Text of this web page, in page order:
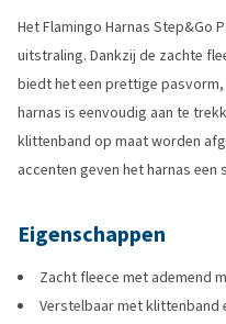
Het Flamingo Harnas
uitstraling. Dankzij de zachte
biedt het een prettige
harnas is eenvoudig aan te
klittenband op maat worden
accenten geven het harnas
Eigenschappen
Zacht fleece met ademend
Verstelbaar met klittenband